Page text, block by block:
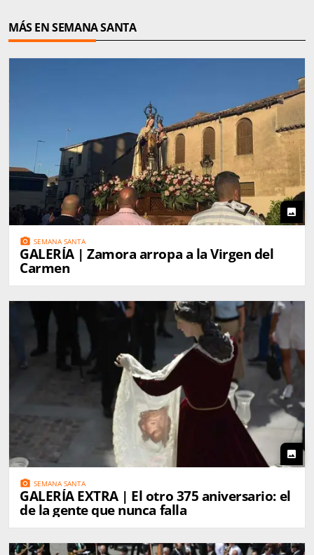
MÁS EN SEMANA SANTA
photo
photo_camera SEMANA SANTA
GALERÍA | Zamora arropa a la Virgen del
Carmen
photo
photo_camera SEMANA SANTA
GALERÍA EXTRA | El otro 375 aniversario: el
de la gente que nunca falla